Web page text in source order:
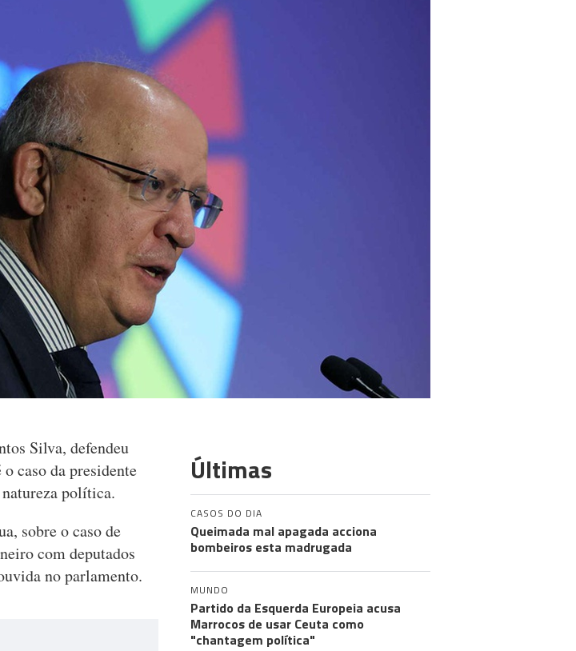
Silva, defendeu
caso da presidente
política.
sobre o caso de
com deputados
no parlamento.
Últimas
CASOS DO DIA
Queimada mal apagada acciona
bombeiros esta madrugada
MUNDO
Partido da Esquerda Europeia acusa
Marrocos de usar Ceuta como
"chantagem política"